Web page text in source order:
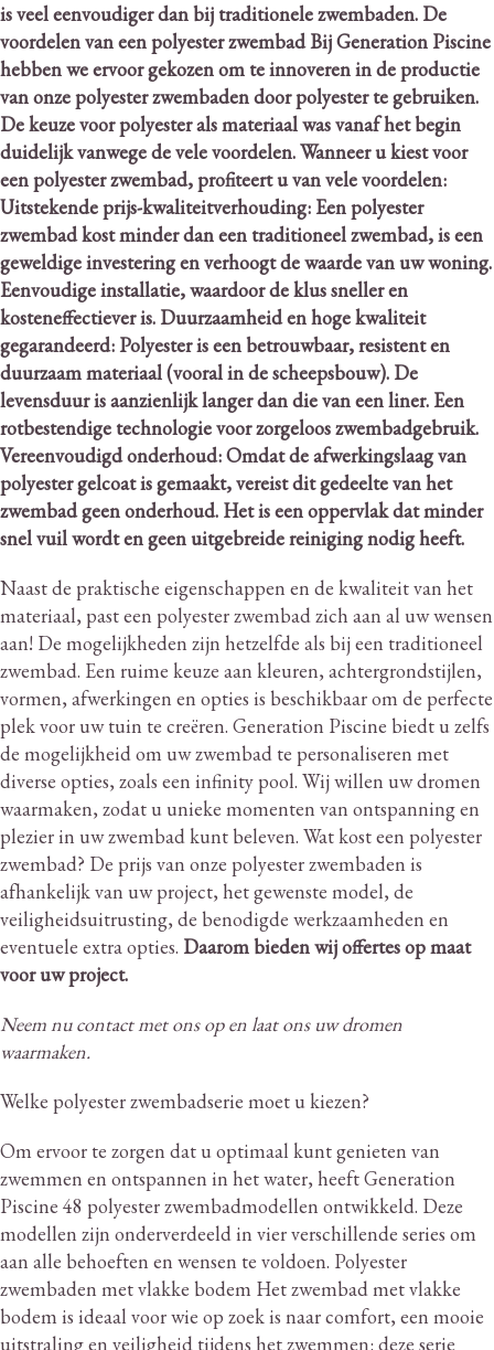
is veel eenvoudiger dan bij traditionele zwembaden. De
voordelen van een polyester zwembad Bij Generation Piscine
hebben we ervoor gekozen om te innoveren in de productie
van onze polyester zwembaden door polyester te gebruiken.
De keuze voor polyester als materiaal was vanaf het begin
duidelijk vanwege de vele voordelen.Wanneer u kiest voor
een polyester zwembad, profiteert u van vele voordelen:
Uitstekende prijs-kwaliteitverhouding: Een polyester
zwembad kost minder dan een traditioneel zwembad, is een
geweldige investering en verhoogt de waarde van uw woning.
Eenvoudige installatie, waardoor de klus sneller en
kosteneffectiever is. Duurzaamheid en hoge kwaliteit
gegarandeerd: Polyester is een betrouwbaar, resistent en
duurzaam materiaal (vooral in de scheepsbouw). De
levensduur is aanzienlijk langer dan die van een liner. Een
rotbestendige technologie voor zorgeloos zwembadgebruik.
Vereenvoudigd onderhoud: Omdat de afwerkingslaag van
polyester gelcoat is gemaakt, vereist dit gedeelte van het
zwembad geen onderhoud. Het is een oppervlak dat minder
snel vuil wordt en geen uitgebreide reiniging nodig heeft.
Naast de praktische eigenschappen en de kwaliteit van het
materiaal, past een polyester zwembad zich aan al uw wensen
aan! De mogelijkheden zijn hetzelfde als bij een traditioneel
zwembad. Een ruime keuze aan kleuren, achtergrondstijlen,
vormen, afwerkingen en opties is beschikbaar om de perfecte
plek voor uw tuin te creëren. Generation Piscine biedt u zelfs
de mogelijkheid om uw zwembad te personaliseren met
diverse opties, zoals een infinity pool. Wij willen uw dromen
waarmaken, zodat u unieke momenten van ontspanning en
plezier in uw zwembad kunt beleven. Wat kost een polyester
zwembad? De prijs van onze polyester zwembaden is
afhankelijk van uw project, het gewenste model, de
veiligheidsuitrusting, de benodigde werkzaamheden en
eventuele extra opties. Daarom bieden wij offertes op maat
voor uw project.
Neem nu contact met ons op en laat ons uw dromen
waarmaken.
Welke polyester zwembadserie moet u kiezen?
Om ervoor te zorgen dat u optimaal kunt genieten van
zwemmen en ontspannen in het water, heeft Generation
Piscine 48 polyester zwembadmodellen ontwikkeld. Deze
modellen zijn onderverdeeld in vier verschillende series om
aan alle behoeften en wensen te voldoen. Polyester
zwembaden met vlakke bodem Het zwembad met vlakke
bodem is ideaal voor wie op zoek is naar comfort, een mooie
uitstraling en veiligheid tijdens het zwemmen: deze serie